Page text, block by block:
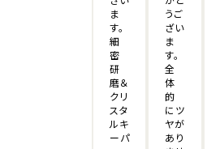
ま
す。
細
密
研
磨＆
クリ
スタ
ルキ
ーパ
うご
ざい
ま
す。
全
体
的
にツ
ヤが
あり